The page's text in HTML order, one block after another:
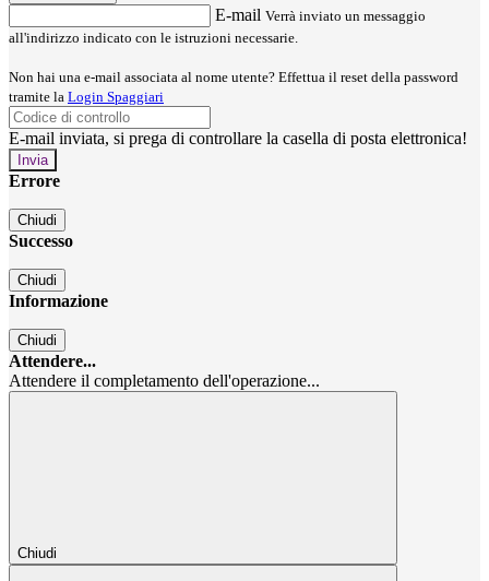
E-mail Verrà inviato un messaggio
all'indirizzo indicato con le istruzioni necessarie.
Non hai una e-mail associata al nome utente? Effettua il reset della password
tramite la Login Spaggiari
E-mail inviata, si prega di controllare la casella di posta elettronica!
Errore
Chiudi
Successo
Chiudi
Informazione
Chiudi
Attendere...
Attendere il completamento dell'operazione...
Chiudi